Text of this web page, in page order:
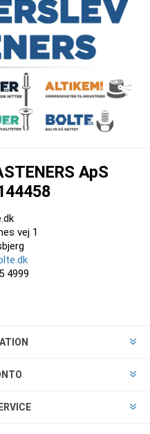
ApS
vej 1
4999